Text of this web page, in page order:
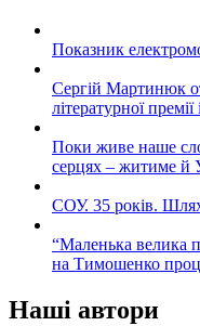
Показник
Сергій Мартинюк
літературної
Поки живе наше
серцях – житиме й
СОУ. 35 років. Шлях
“Маленька велика
на Тимошенко
Наші автори